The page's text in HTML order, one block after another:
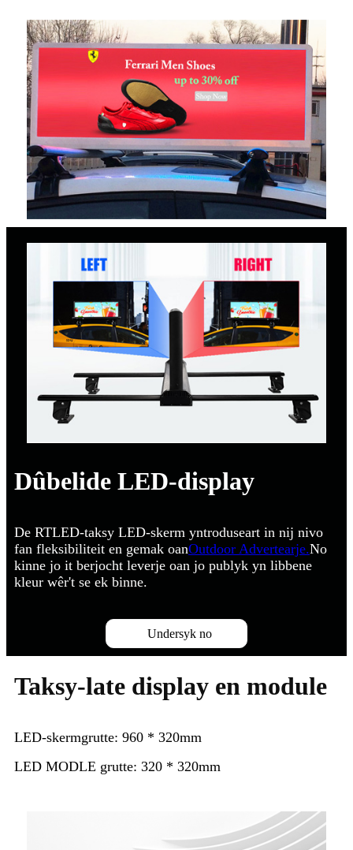
Dûbelide LED-display
De RTLED-taksy LED-skerm yntroduseart in nij nivo
fan fleksibiliteit en gemak oanOutdoor Advertearje.No
kinne jo it berjocht leverje oan jo publyk yn libbene
kleur wêr't se ek binne.
Undersyk no
Taksy-late display en module
LED-skermgrutte: 960 * 320mm
LED MODLE grutte: 320 * 320mm